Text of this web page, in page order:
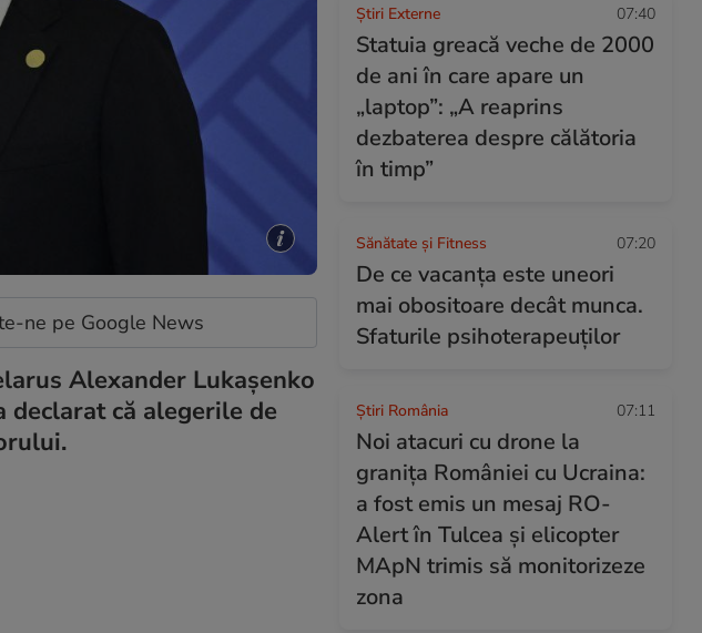
ne pe Google News
Alexander Lukașenko
declarat că alegerile de
Știri Externe 07:40
Statuia greacă veche de 2000
de ani în care apare un
„laptop”: „A reaprins
dezbaterea despre călătoria
în timp”
Sănătate și Fitness 07:20
De ce vacanța este uneori
mai obositoare decât munca.
Sfaturile psihoterapeuților
Știri România 07:11
Noi atacuri cu drone la
granița României cu Ucraina:
a fost emis un mesaj RO-
Alert în Tulcea și elicopter
MApN trimis să monitorizeze
zona